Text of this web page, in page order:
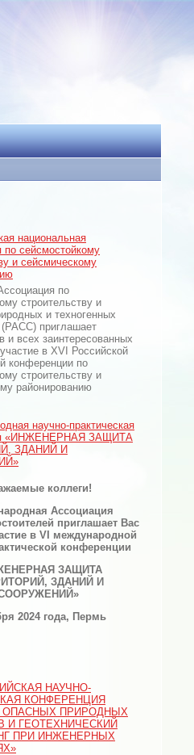
национальная
по сейсмостойкому
и сейсмическому
по
строительству и
и техногенных
(РАСС) приглашает
и всех заинтересованных
в XVI Российской
конференции по
строительству и
районированию
научно-практическая
«ИНЖЕНЕРНАЯ ЗАЩИТА
ЗДАНИЙ И
коллеги!
Ассоциация
приглашает Вас
в VI международной
конференции
ЗАЩИТА
ЗДАНИЙ И
2024 года, Пермь
НАУЧНО-
КОНФЕРЕНЦИЯ
ОПАСНЫХ ПРИРОДНЫХ
И ГЕОТЕХНИЧЕСКИЙ
ПРИ ИНЖЕНЕРНЫХ